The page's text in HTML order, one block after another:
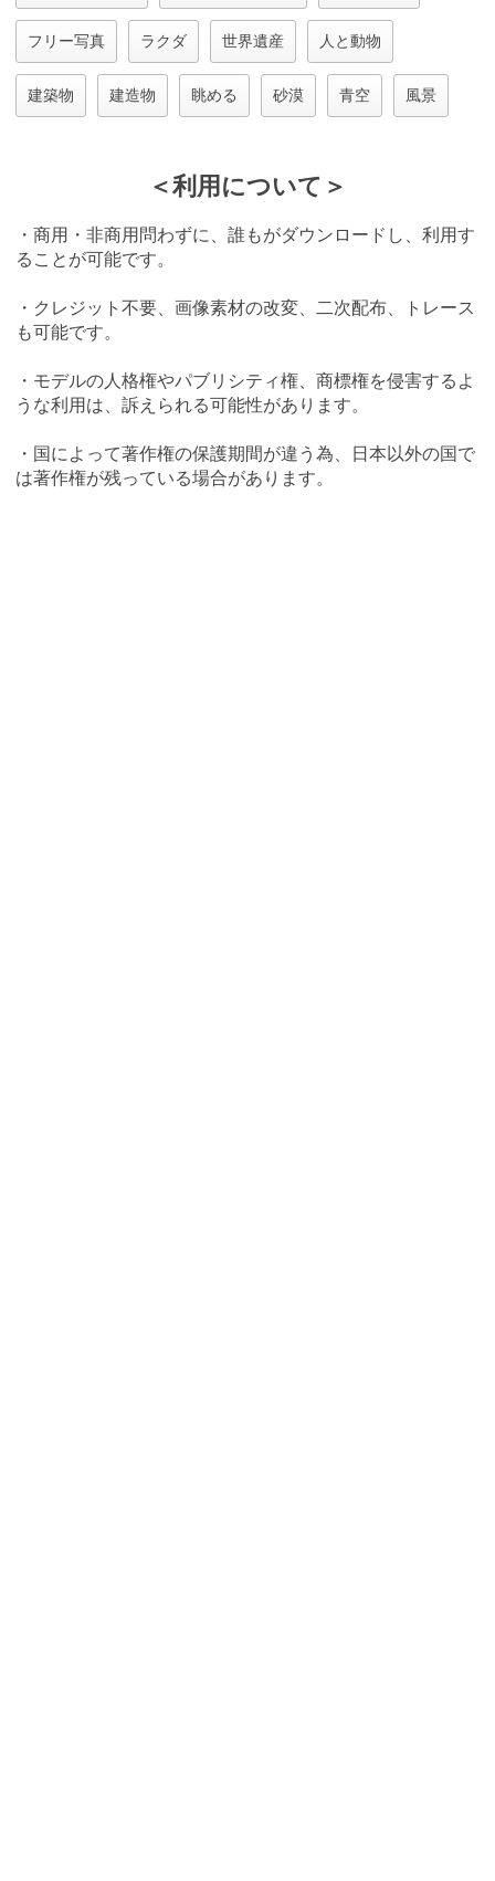
フリー写真 ラクダ 世界遺産 人と動物
建築物 建造物 眺める 砂漠 青空 風景
＜利用について＞
・商用・非商用問わずに、誰もがダウンロードし、利用す
ることが可能です。
・クレジット不要、画像素材の改変、二次配布、トレース
も可能です。
・モデルの人格権やパブリシティ権、商標権を侵害するよ
うな利用は、訴えられる可能性があります。
・国によって著作権の保護期間が違う為、日本以外の国で
は著作権が残っている場合があります。